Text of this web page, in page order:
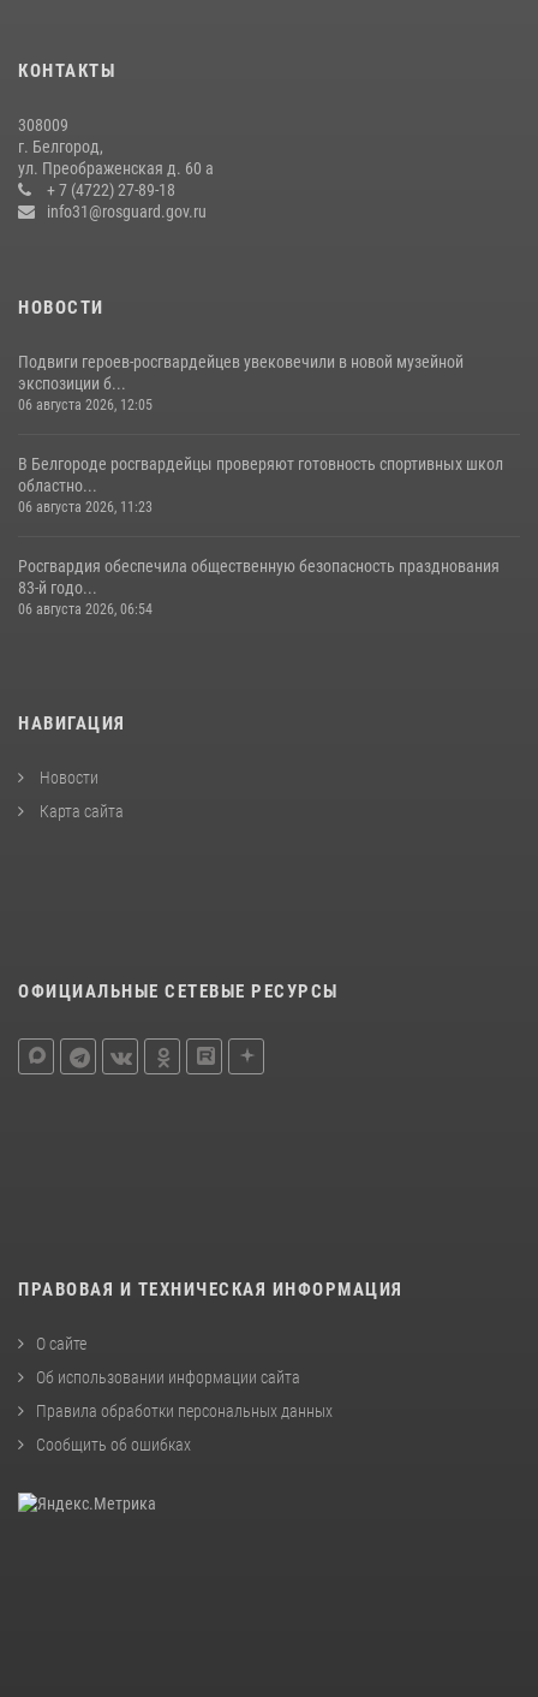
Белгородский росгвардеец стал победителем юбилейного
чемпионата войск национальной гвардии Российской Федерации по
боксу
07 июля 2026, 16:59
КОНТАКТЫ
308009
г. Белгород,
ул. Преображенская д. 60 а
+ 7 (4722) 27-89-18
info31@rosguard.gov.ru
НОВОСТИ
Подвиги героев‑росгвардейцев увековечили в новой музейной
экспозиции б...
06 августа 2026, 12:05
В Белгороде росгвардейцы проверяют готовность спортивных школ
областно...
06 августа 2026, 11:23
Росгвардия обеспечила общественную безопасность празднования
83-й годо...
06 августа 2026, 06:54
НАВИГАЦИЯ
Новости
Карта сайта
ОФИЦИАЛЬНЫЕ СЕТЕВЫЕ РЕСУРСЫ
ПРАВОВАЯ И ТЕХНИЧЕСКАЯ ИНФОРМАЦИЯ
О сайте
Об использовании информации сайта
Правила обработки персональных данных
Сообщить об ошибках